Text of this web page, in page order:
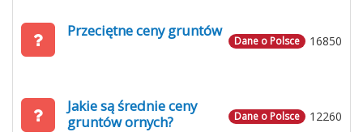
16850
Dane o Polsce
Przeciętne ceny gruntów
12260
Dane o Polsce
Jakie są średnie ceny
gruntów ornych?